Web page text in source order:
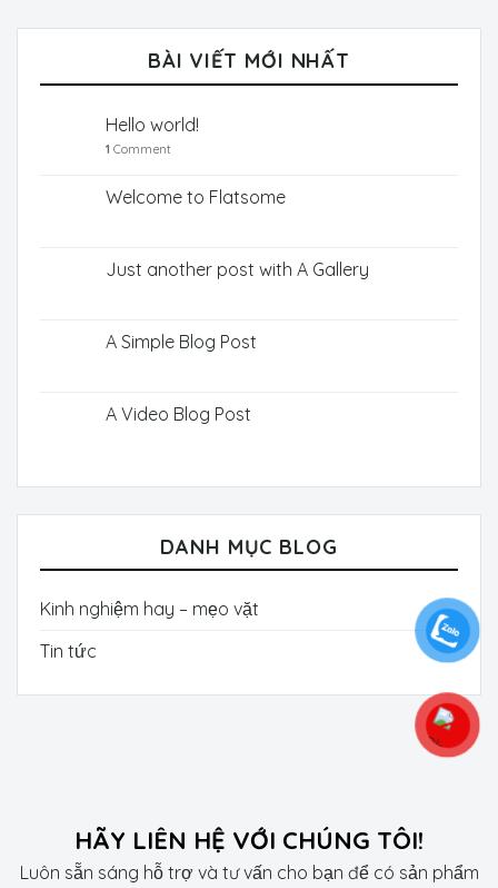
BÀI VIẾT MỚI NHẤT
Hello world!
1 Comment
Welcome to Flatsome
Just another post with A Gallery
A Simple Blog Post
A Video Blog Post
DANH MỤC BLOG
Kinh nghiệm hay – mẹo vặt
Tin tức
HÃY LIÊN HỆ VỚI CHÚNG TÔI!
Luôn sẵn sáng hỗ trợ và tư vấn cho bạn để có sản phẩm